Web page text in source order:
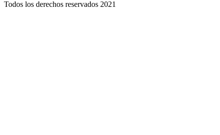
Todos los derechos reservados 2021